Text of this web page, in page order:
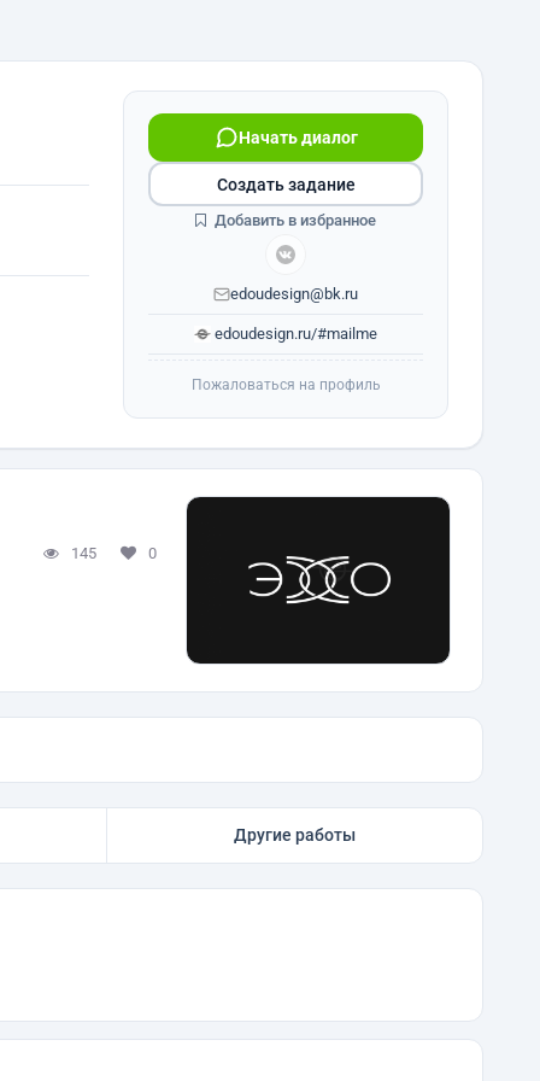
Начать диалог
edoudesign@bk.ru
edoudesign.ru/#mailme
Создать задание
Добавить в избранное
Пожаловаться на профиль
145 0
Другие работы